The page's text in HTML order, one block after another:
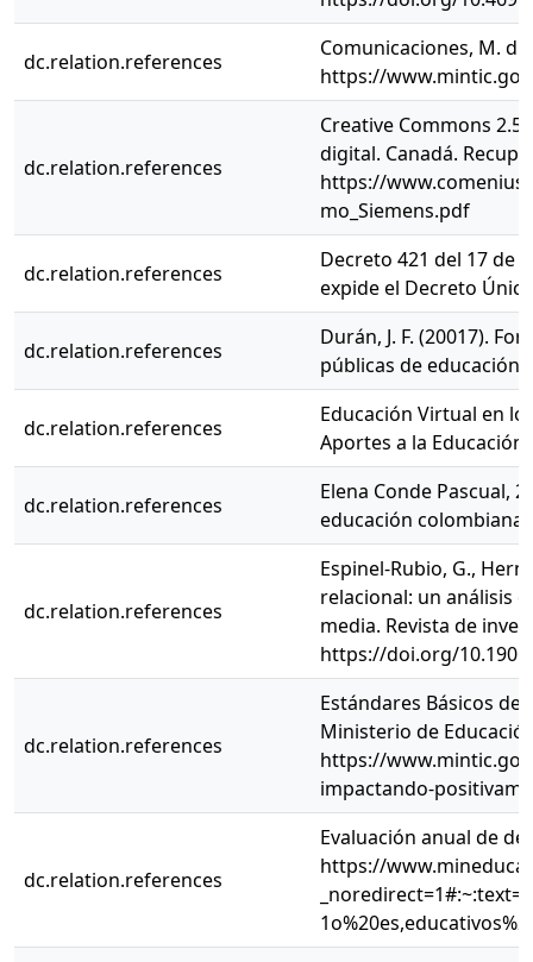
dc.relation.references
Comunicaciones, M.
https://
dc.relation.references
Creative Commons 2.5
digital. Canadá.
https://
mo_Siemens.pdf
dc.relation.references
Decreto 421 del 17 de
expide el Decreto
dc.relation.references
Durán, J. F. (20017).
públicas de educación
dc.relation.references
Educación Virtual en
Aportes a la
dc.relation.references
Elena Conde Pascual,
educación colombiana
dc.relation.references
Espinel-Rubio, G.,
relacional: un análisis
media. Revista de
https://doi.org/
dc.relation.references
Estándares Básicos de
Ministerio de
https://
impactando-
dc.relation.references
Evaluación anual de
https://